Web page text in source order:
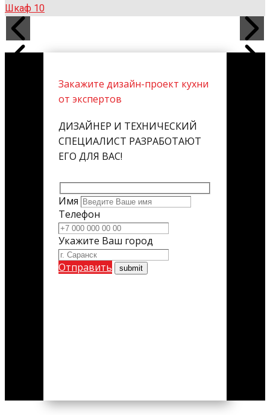
Шкаф 10
Закажите дизайн-проект кухни
от экспертов
ДИЗАЙНЕР И ТЕХНИЧЕСКИЙ
СПЕЦИАЛИСТ РАЗРАБОТАЮТ
ЕГО ДЛЯ ВАС!
Имя
Телефон
Укажите Ваш город
Отправить